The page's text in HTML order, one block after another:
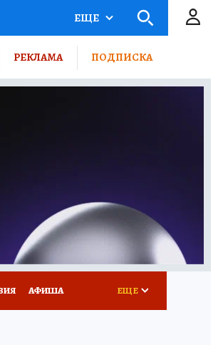
ЕЩЕ
РЕКЛАМА ПОДПИСКА
АФИША ЕЩЕ